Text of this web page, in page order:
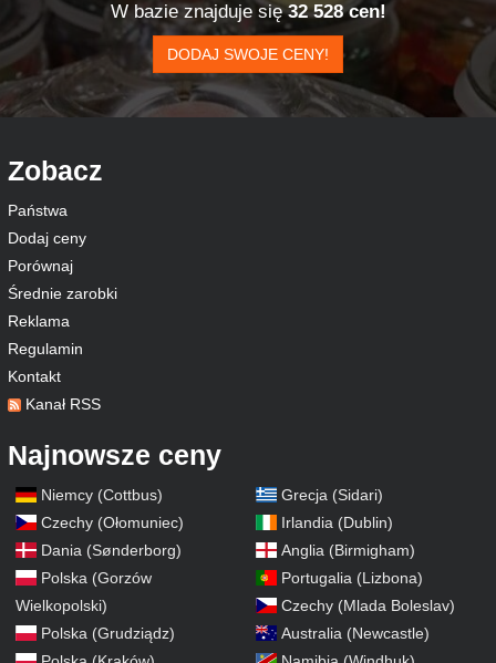
W bazie znajduje się32 528 cen!
DODAJ SWOJE CENY!
Zobacz
Państwa
Dodaj ceny
Porównaj
Średnie zarobki
Reklama
Regulamin
Kontakt
Kanał RSS
Najnowsze ceny
Niemcy (Cottbus)
Czechy (Ołomuniec)
Dania (Sønderborg)
Polska (Gorzów
Wielkopolski)
Polska (Grudziądz)
Grecja (Sidari)
Irlandia (Dublin)
Anglia (Birmigham)
Portugalia (Lizbona)
Czechy (Mlada Boleslav)
Australia (Newcastle)